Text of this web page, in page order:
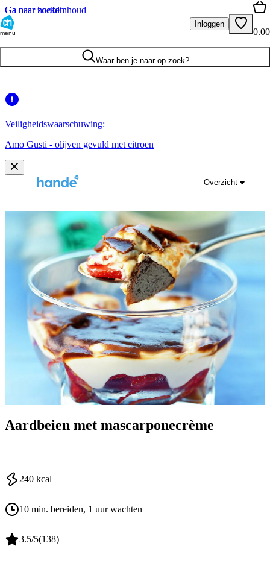
Ga naar hoofdinhoud
Ga naar zoeken
menu
Inloggen
0.00
Waar ben je naar op zoek?
Veiligheidswaarschuwing:
Amo Gusti - olijven gevuld met citroen
Overzicht
Aardbeien met mascarponecrème
240 kcal
10 min. bereiden, 1 uur wachten
3.5/5(138)